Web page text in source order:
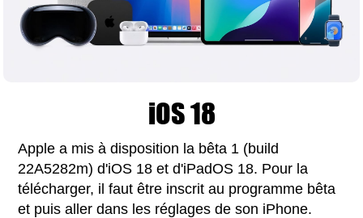
iOS 18
Apple a mis à disposition la bêta 1 (build
22A5282m) d'iOS 18 et d'iPadOS 18. Pour la
télécharger, il faut être inscrit au programme bêta
et puis aller dans les réglages de son iPhone.